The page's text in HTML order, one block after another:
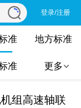
登录/注册
准 地方标准
准 更多
组高速轴联